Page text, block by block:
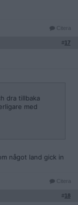
Citera
#17
dra tillbaka
med
något land gick in
Citera
#18